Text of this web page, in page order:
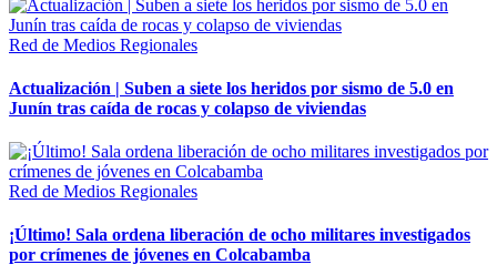
Red de Medios Regionales
Actualización | Suben a siete los heridos por sismo de 5.0 en
Junín tras caída de rocas y colapso de viviendas
Red de Medios Regionales
¡Último! Sala ordena liberación de ocho militares investigados
por crímenes de jóvenes en Colcabamba